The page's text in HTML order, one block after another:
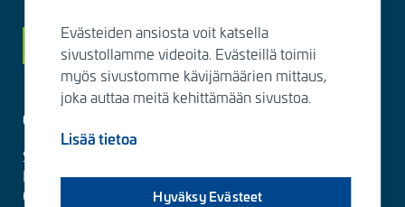
Siirry tilaamaan
Ota yhteyttä
Sitowise Group Oyj
Linnoitustie 6 D
02600 Espoo, Finland
Evästeiden ansiosta voit katsella
sivustollamme videoita. Evästeillä toimii
myös sivustomme kävijämäärien mittaus,
joka auttaa meitä kehittämään sivustoa.
Lisää tietoa
Hyväksy Evästeet